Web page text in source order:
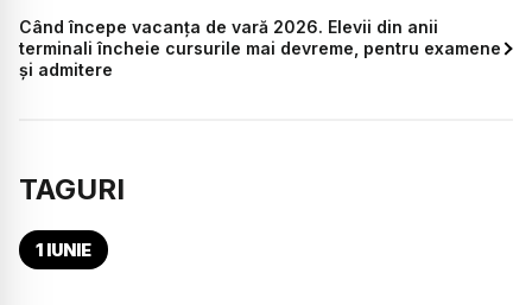
Când începe vacanța de vară 2026. Elevii din anii
terminali încheie cursurile mai devreme, pentru examene
și admitere
TAGURI
1 IUNIE